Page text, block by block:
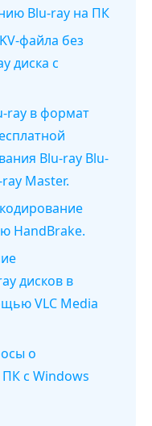
Blu-ray на ПК
файла без
диска с
ray в формат
Blu-ray Blu-
Master.
HandBrake.
дисков в
VLC Media
о
с Windows